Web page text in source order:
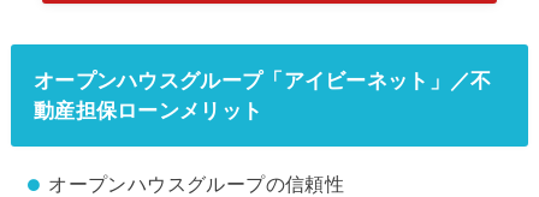
オープンハウスグループ「アイビーネット」／不
動産担保ローンメリット
オープンハウスグループの信頼性